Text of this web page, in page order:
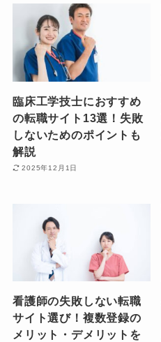
臨床工学技士におすすめ
の転職サイト13選！失敗
しないためのポイントも
解説
2025年12月1日
看護師の失敗しない転職
サイト選び！複数登録の
メリット・デメリットを